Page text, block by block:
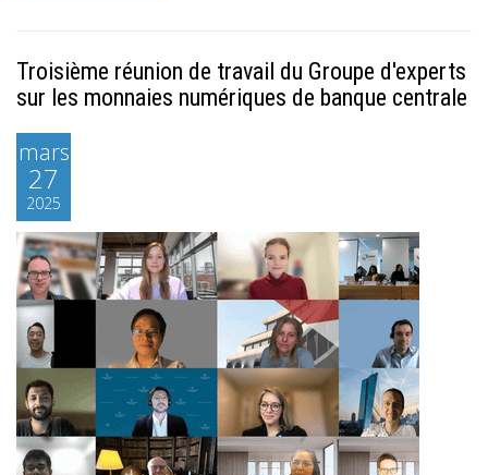
Troisième réunion de travail du Groupe d'experts
sur les monnaies numériques de banque centrale
mars
27
2025